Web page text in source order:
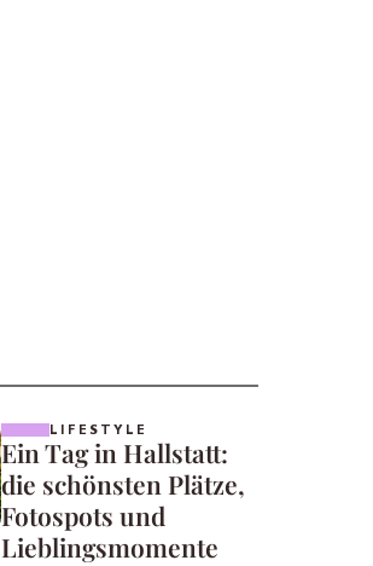
LIFESTYLE
Ein Tag in Hallstatt:
die schönsten Plätze,
Fotospots und
Lieblingsmomente